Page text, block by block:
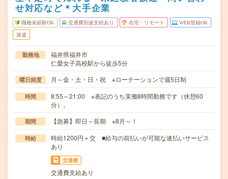
せ対応など＊大手企業
職種未経験OK 交通費別途支給あり 在宅・リモート WEB登録OK
派遣
勤務地
福井県福井市
仁愛女子高校駅から徒歩5分
曜日頻度 月～金・土・日・祝 ※ローテーションで週5日制
時間
8:55～21:00 ※表記のうち実働8時間勤務です（休憩60
分）。
期間 【急募】即日～長期 ※8月～！
時給
時給1200円＋交 ■給与の前払いが可能な速払いサービス
あり
交通費
交通費支給あり